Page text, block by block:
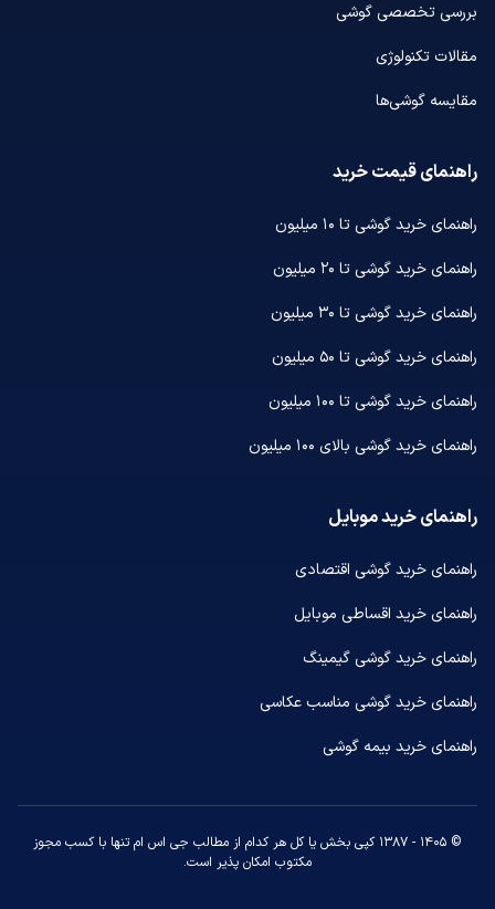
بررسی تخصصی گوشی
مقالات تکنولوژی
مقایسه گوشی‌ها
راهنمای قیمت خرید
راهنمای خرید گوشی تا ۱۰ میلیون
راهنمای خرید گوشی تا ۲۰ میلیون
راهنمای خرید گوشی تا ۳۰ میلیون
راهنمای خرید گوشی تا ۵۰ میلیون
راهنمای خرید گوشی تا ۱۰۰ میلیون
راهنمای خرید گوشی بالای ۱۰۰ میلیون
راهنمای خرید موبایل
راهنمای خرید گوشی اقتصادی
راهنمای خرید اقساطی موبایل
راهنمای خرید گوشی گیمینگ
راهنمای خرید گوشی مناسب عکاسی
راهنمای خرید بیمه گوشی
© ۱۴۰۵ - ۱۳۸۷ کپی بخش یا کل هر کدام از مطالب جی اس ام تنها با کسب مجوز
مکتوب امکان پذیر است.